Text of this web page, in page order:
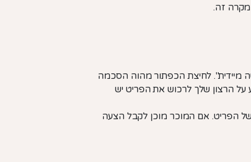
זה.
מיידית". לחיצת הכפתור מהוה הסכמה
על הרצון שלך לרכוש את הפריט יש
הפריט. אם המוכר מוכן לקבל הצעה